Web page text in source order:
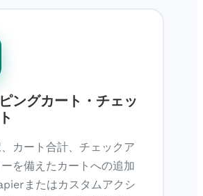
ングカート・チェッ
カート合計、チェックア
を備えたカートへの追加
またはカスタムアクシ